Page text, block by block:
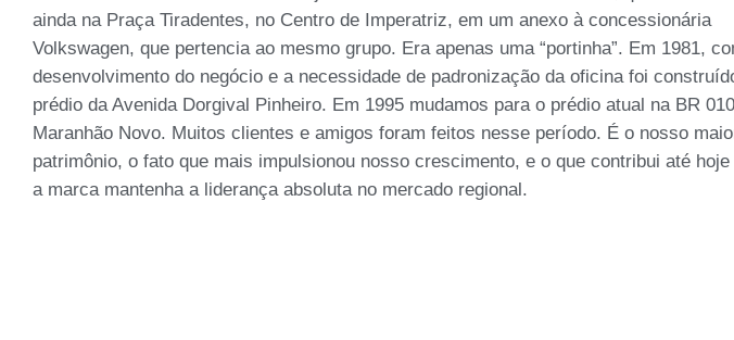
ainda na Praça Tiradentes, no Centro de Imperatriz, em um anexo à concessionária
Volkswagen, que pertencia ao mesmo grupo. Era apenas uma “portinha”. Em 1981,
desenvolvimento do negócio e a necessidade de padronização da oficina foi
prédio da Avenida Dorgival Pinheiro. Em 1995 mudamos para o prédio atual na BR 010
Maranhão Novo. Muitos clientes e amigos foram feitos nesse período. É o nosso
patrimônio, o fato que mais impulsionou nosso crescimento, e o que contribui até hoje
a marca mantenha a liderança absoluta no mercado regional.